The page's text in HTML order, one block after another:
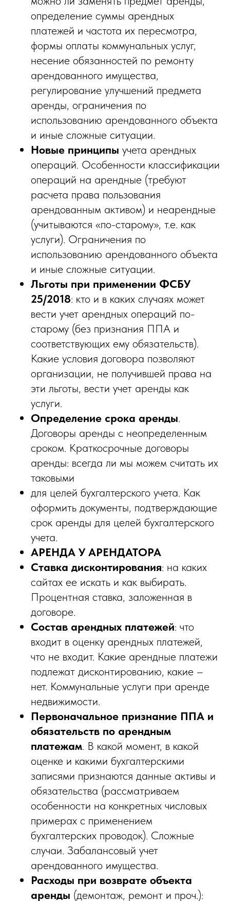
определение суммы арендных
платежей и частота их пересмотра,
формы оплаты коммунальных услуг,
несение обязанностей по ремонту
арендованного имущества,
регулирование улучшений предмета
аренды, ограничения по
использованию арендованного объекта
и иные сложные ситуации.
Новые принципы учета арендных
операций. Особенности классификации
операций на арендные (требуют
расчета права пользования
арендованным активом) и неарендные
(учитываются «по-старому», т.е. как
услуги). Ограничения по
использованию арендованного объекта
и иные сложные ситуации.
Льготы при применении ФСБУ
25/2018: кто и в каких случаях может
вести учет арендных операций по-
старому (без признания ППА и
соответствующих ему обязательств).
Какие условия договора позволяют
организации, не получившей права на
эти льготы, вести учет аренды как
услуги.
Определение срока аренды.
Договоры аренды с неопределенным
сроком. Краткосрочные договоры
аренды: всегда ли мы можем считать их
таковыми
для целей бухгалтерского учета. Как
оформить документы, подтверждающие
срок аренды для целей бухгалтерского
учета.
АРЕНДА У АРЕНДАТОРА
Ставка дисконтирования: на каких
сайтах ее искать и как выбирать.
Процентная ставка, заложенная в
договоре.
Состав арендных платежей: что
входит в оценку арендных платежей,
что не входит. Какие арендные платежи
подлежат дисконтированию, какие –
нет. Коммунальные услуги при аренде
недвижимости.
Первоначальное признание ППА и
обязательств по арендным
платежам. В какой момент, в какой
оценке и какими бухгалтерскими
записями признаются данные активы и
обязательства (рассматриваем
особенности на конкретных числовых
примерах с применением
бухгалтерских проводок). Сложные
случаи. Забалансовый учет
арендованного имущества.
Расходы при возврате объекта
аренды (демонтаж, ремонт и проч.):